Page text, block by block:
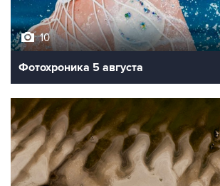
10
Фотохроника 5 августа